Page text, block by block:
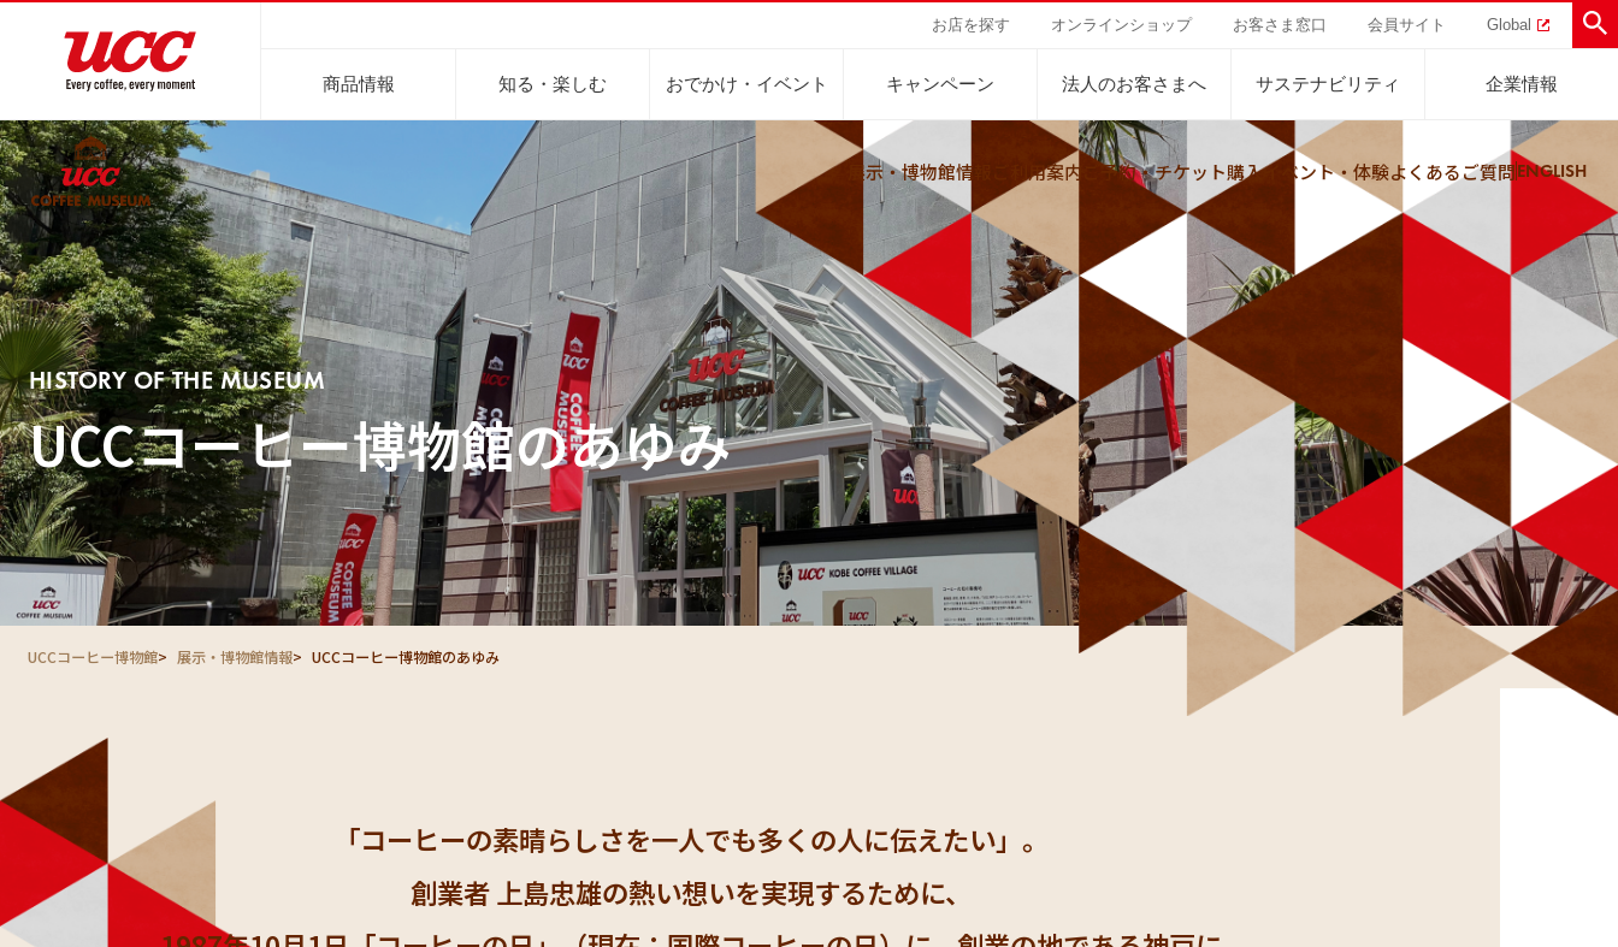
お店を探す オンラインショップ お客さま窓口 会員サイト Global
商品情報 知る・楽しむ おでかけ・イベント キャンペーン 法人のお客さまへ サステナビリティ 企業情報
商品情報一覧
レギュラーコーヒー インスタントコーヒー ドリンク ドリップポッド コーヒーギフト
知る・楽しむ一覧
おいしいコーヒーの淹れ方 コーヒー百科 レシピ UCCラボ UCCのコーヒーマガジン
おでかけ・イベント情報一覧
UCCコーヒー博物館 UCCコーヒーアカデミー 工場見学 東京ディズニーリゾート®︎ カフェのお仕事体験
サステナビリティ
Sustainability Vision
サステナビリティビジョン
人々を豊かにする手助けを
サステナブルなコーヒー調達
サステナビリティ教育
コーヒー×健康
自然を豊かにする手助けを
カーボンニュートラル
ネイチャーポジティブ
環境と社会
人権の尊重
サーキュラーエコノミー
直営農園
ハワイ
ジャマイカ
Sustainability Challenge
サステナビリティチャレンジ
Sustainability Report
サステナビリティレポート
企業情報
トップメッセージ
パーパス ＆ バリュー
コーポレートメッセージ
企業概要
沿革
ニュースリリース
事業内容
コーヒー関連事業
業務用サービス事業
外食事業
コーヒーマシン事業
地域・戦略事業
海外事業
グループサポート
UCCの活動
サステナビリティ
採用活動
研究活動
UCC神戸コーヒービレッジ
ウェブマガジン
展示・博物館情報 ご利用案内 ご予約・チケット購入イベント・体験よくあるご質問ENGLISH
HISTORY OF THE MUSEUM
UCCコーヒー博物館のあゆみ
UCCコーヒー博物館 展示・博物館情報 UCCコーヒー博物館のあゆみ
「コーヒーの素晴らしさを一人でも多くの人に伝えたい」。
創業者 上島忠雄の熱い想いを実現するために、